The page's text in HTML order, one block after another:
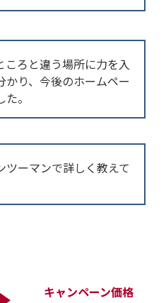
ころと違う場所に力を入
り、今後のホームペー
。
ーマンで詳しく教えて
キャンペーン価格